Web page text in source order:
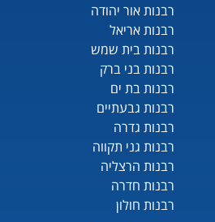
רבנות אור יהודה
רבנות אריאל
רבנות בית שמש
רבנות בני ברק
רבנות בת ים
רבנות גבעתיים
רבנות גדרה
רבנות גני תקווה
רבנות הרצליה
רבנות חדרה
רבנות חולון